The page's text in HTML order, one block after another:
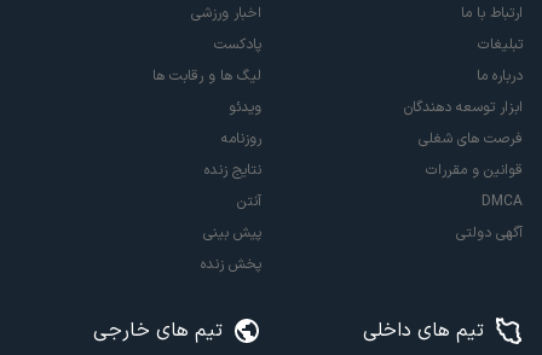
ارتباط با ما
تبلیغات
درباره ما
ابزار توسعه دهندگان
فرصت های شغلی
قوانین و مقررات
DMCA
آگهی دولتی
اخبار ورزشی
پادکست
لیگ ها و رقابت ها
ویدئو
روزنامه
نتایج زنده
آنتن
پیش بینی
پخش زنده
تیم های داخلی تیم های خارجی